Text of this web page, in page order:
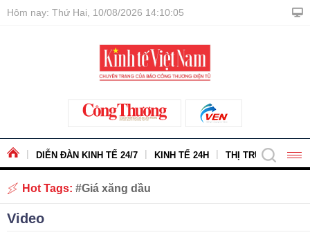
Hôm nay: Thứ Hai, 10/08/2026 14:10:06
DIỄN ĐÀN KINH TẾ 24/7 KINH TẾ 24H THỊ TRƯỜNG -
Hot Tags: Giá xăng dầu
Video